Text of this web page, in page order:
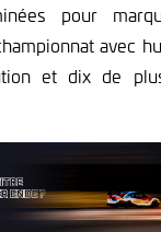
pour
avec
et dix de